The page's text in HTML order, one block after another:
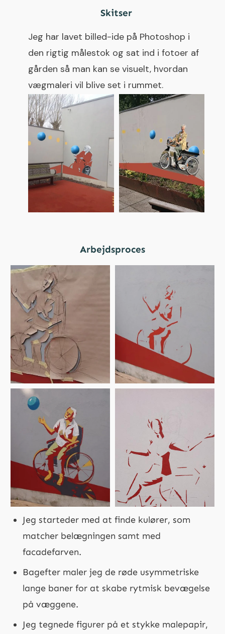
Skitser
Jeg har lavet billed-ide på Photoshop i
den rigtig målestok og sat ind i fotoer af
gården så man kan se visuelt, hvordan
vægmaleri vil blive set i rummet.
Arbejdsproces
Jeg starteder med at finde kulører, som
matcher belægningen samt med
facadefarven.
Bagefter maler jeg de røde usymmetriske
lange baner for at skabe rytmisk bevægelse
på væggene.
Jeg tegnede figurer på et stykke malepapir,